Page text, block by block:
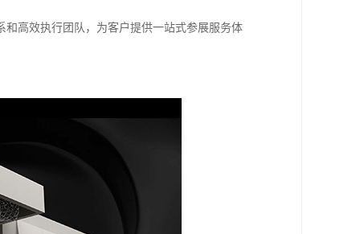
和高效执行团队，为客户提供一站式参展服务体